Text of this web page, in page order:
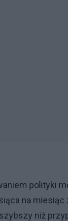
polityki
na miesiąc
niż